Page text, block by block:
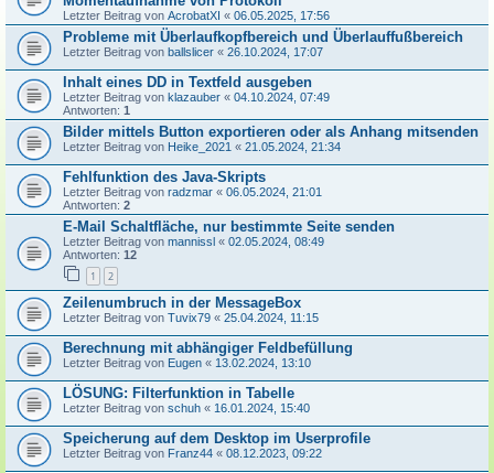
Letzter Beitrag von AcrobatXI « 06.05.2025, 17:56
Probleme mit Überlaufkopfbereich und Überlauffußbereich
Letzter Beitrag von ballslicer « 26.10.2024, 17:07
Inhalt eines DD in Textfeld ausgeben
Letzter Beitrag von klazauber « 04.10.2024, 07:49
Antworten: 1
Bilder mittels Button exportieren oder als Anhang mitsenden
Letzter Beitrag von Heike_2021 « 21.05.2024, 21:34
Fehlfunktion des Java-Skripts
Letzter Beitrag von radzmar « 06.05.2024, 21:01
Antworten: 2
E-Mail Schaltfläche, nur bestimmte Seite senden
Letzter Beitrag von mannissl « 02.05.2024, 08:49
Antworten: 12
1 2
Zeilenumbruch in der MessageBox
Letzter Beitrag von Tuvix79 « 25.04.2024, 11:15
Berechnung mit abhängiger Feldbefüllung
Letzter Beitrag von Eugen « 13.02.2024, 13:10
LÖSUNG: Filterfunktion in Tabelle
Letzter Beitrag von schuh « 16.01.2024, 15:40
Speicherung auf dem Desktop im Userprofile
Letzter Beitrag von Franz44 « 08.12.2023, 09:22